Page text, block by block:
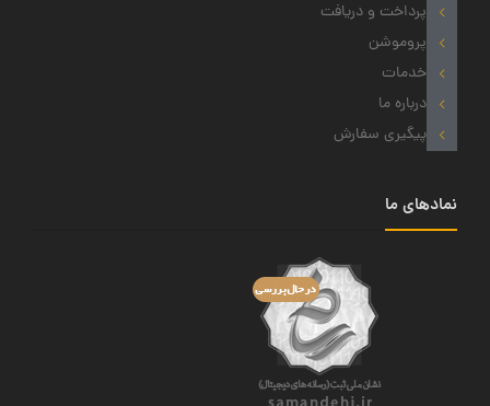
پرداخت و دریافت
پروموشن
خدمات
درباره ما
پیگیری سفارش
نمادهای ما